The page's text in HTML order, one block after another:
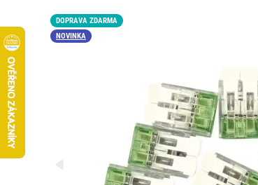
DOPRAVA ZDARMA
NOVINKA